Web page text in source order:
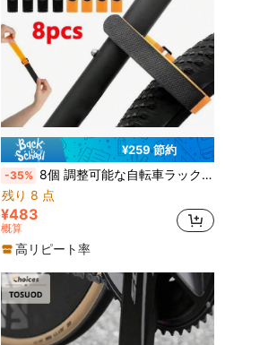
¥259 節約
-35% 8個 調整可能な自転車ラックストラップ、バックル付きホイールスタビライザーストラップ、マウンテンバイク、ロードバイク、キャンプギア、ヨガマット用の多機能収納タイ
残り 8 点
¥483
概算
高リピート率